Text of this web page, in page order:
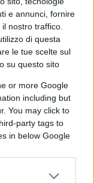
e annunci, fornire
nostro traffico.
di questa
le tue scelte sul
su questo sito
or more Google
including but
You may click to
party tags to
in below Google